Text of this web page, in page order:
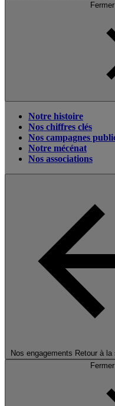
Notre histoire
Nos chiffres clés
Nos campagnes
Notre mécénat
Nos associations
Nos engagements Retour à